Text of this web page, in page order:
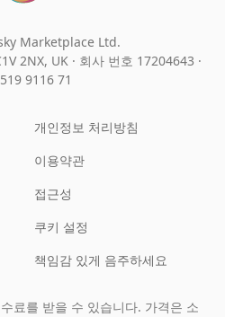
Marketplace Ltd.
2NX, UK · 회사 번호 17204643 ·
9116 71
개인정보 처리방침
이용약관
접근성
쿠키 설정
책임감 있게 음주하세요
료를 받을 수 있습니다. 가격은 소